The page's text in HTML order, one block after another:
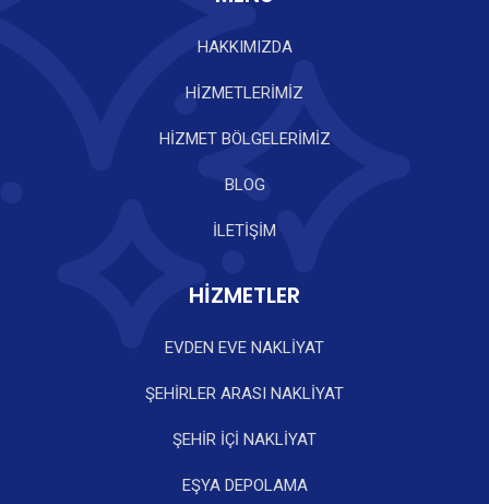
HAKKIMIZDA
HİZMETLERİMİZ
HİZMET BÖLGELERİMİZ
BLOG
İLETİŞİM
HİZMETLER
EVDEN EVE NAKLİYAT
ŞEHİRLER ARASI NAKLİYAT
ŞEHİR İÇİ NAKLİYAT
EŞYA DEPOLAMA